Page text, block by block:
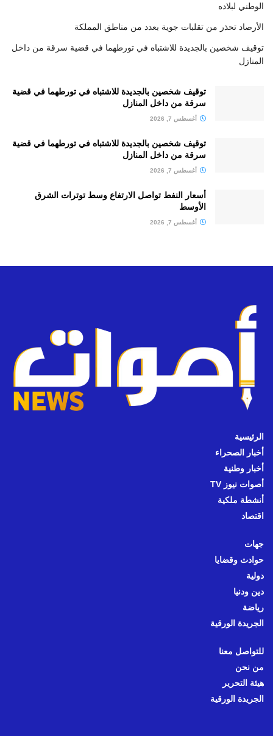
الوطني لبلاده
الأرصاد تحذر من تقلبات جوية بعدد من مناطق المملكة
توقيف شخصين بالجديدة للاشتباه في تورطهما في قضية سرقة من داخل
المنازل
توقيف شخصين بالجديدة للاشتباه في تورطهما في قضية
سرقة من داخل المنازل
أغسطس 7, 2026
توقيف شخصين بالجديدة للاشتباه في تورطهما في قضية
سرقة من داخل المنازل
أغسطس 7, 2026
أسعار النفط تواصل الارتفاع وسط توترات الشرق
الأوسط
أغسطس 7, 2026
الرئيسية
أخبار الصحراء
أخبار وطنية
أصوات نيوز TV
أنشطة ملكية
اقتصاد
جهات
حوادث وقضايا
دولية
دين ودنيا
رياضة
الجريدة الورقية
للتواصل معنا
من نحن
هيئة التحرير
الجريدة الورقية